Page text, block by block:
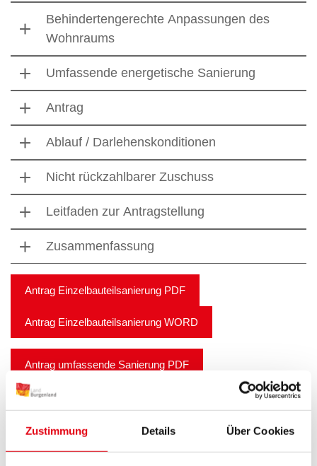
Zustimmung Details Über Cookies
Behindertengerechte Anpassungen des
Wohnraums
Umfassende energetische Sanierung
Antrag
Ablauf / Darlehenskonditionen
Nicht rückzahlbarer Zuschuss
Leitfaden zur Antragstellung
Zusammenfassung
Antrag Einzelbauteilsanierung PDF
Antrag Einzelbauteilsanierung WORD
Antrag umfassende Sanierung PDF
Antrag umfassende Sanierung WORD
Antrag Deltaförderung PDF